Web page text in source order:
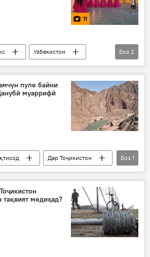
11
Узбекистон
Боз 2
пуле байни
муаррифӣ
Дар Тоҷикистон
Боз 1
медиҳад?